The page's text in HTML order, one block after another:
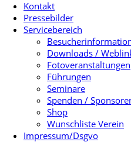
Kontakt
Pressebilder
Servicebereich
Downloads /
Fotoveranstaltungen
Führungen
Seminare
Spenden /
Shop
Wunschliste Verein
Impressum/Dsgvo